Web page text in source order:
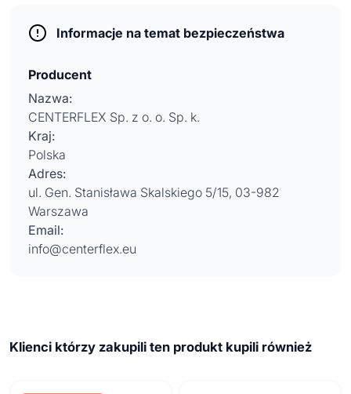
Informacje na temat bezpieczeństwa
Producent
Nazwa:
CENTERFLEX Sp. z o. o. Sp. k.
Kraj:
Polska
Adres:
ul. Gen. Stanisława Skalskiego 5/15, 03-982
Warszawa
Email:
info@centerflex.eu
Klienci którzy zakupili ten produkt kupili również